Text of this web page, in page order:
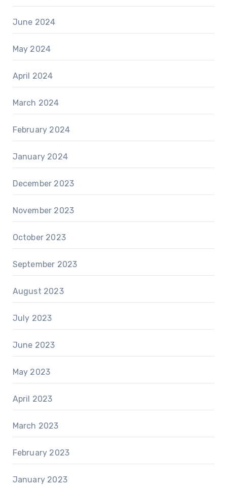
June 2024
May 2024
April 2024
March 2024
February 2024
January 2024
December 2023
November 2023
October 2023
September 2023
August 2023
July 2023
June 2023
May 2023
April 2023
March 2023
February 2023
January 2023